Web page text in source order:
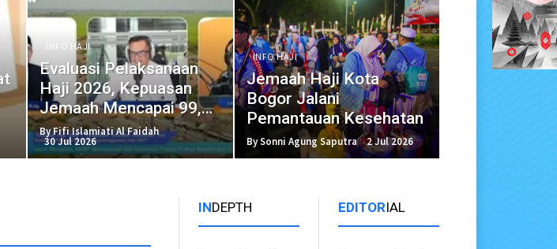
INFO HAJI
Evaluasi Pelaksanaan
Haji 2026, Kepuasan
Jemaah Mencapai 99,40
Persen
By Fifi Islamiati Al Faidah
30 Jul 2026
INFO HAJI
Jemaah Haji Kota
Bogor Jalani
Pemantauan Kesehatan
By Sonni Agung Saputra 2 Jul 2026
INDEPTH EDITORIAL